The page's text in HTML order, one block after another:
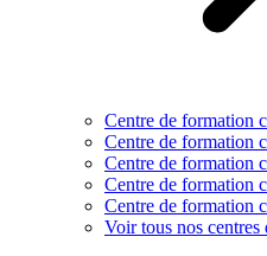
Centre de formation
Centre de formation
Centre de formation
Centre de formation
Centre de formation
Voir tous nos centres